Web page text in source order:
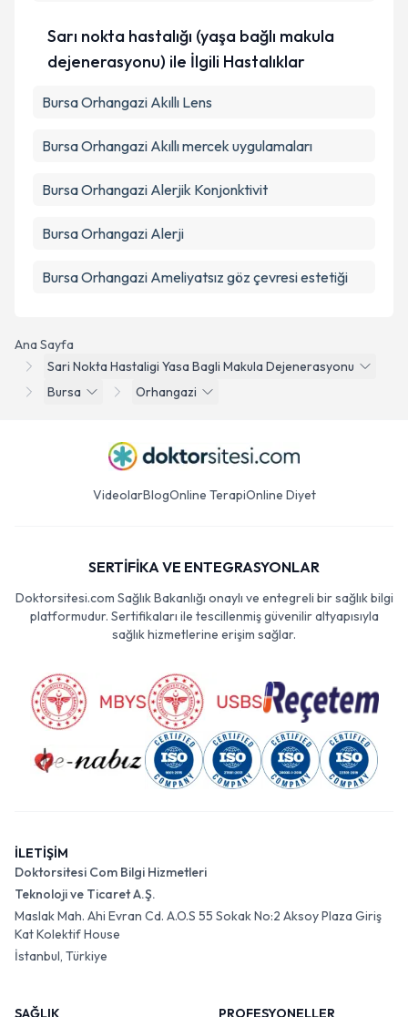
Ana Sayfa
Sari Nokta Hastaligi Yasa Bagli Makula Dejenerasyonu
Bursa
Orhangazi
Sarı nokta hastalığı (yaşa bağlı makula
dejenerasyonu) ile İlgili Hastalıklar
Bursa Orhangazi Akıllı Lens
Bursa Orhangazi Akıllı mercek uygulamaları
Bursa Orhangazi Alerjik Konjonktivit
Bursa Orhangazi Alerji
Bursa Orhangazi Ameliyatsız göz çevresi estetiği
VideolarBlogOnline TerapiOnline Diyet
SERTİFİKA VE ENTEGRASYONLAR
Doktorsitesi.com Sağlık Bakanlığı onaylı ve entegreli bir sağlık bilgi
platformudur. Sertifikaları ile tescillenmiş güvenilir altyapısıyla
sağlık hizmetlerine erişim sağlar.
İLETİŞİM
Doktorsitesi Com Bilgi Hizmetleri
Teknoloji ve Ticaret A.Ş.
Maslak Mah. Ahi Evran Cd. A.O.S 55 Sokak No:2 Aksoy Plaza Giriş
Kat Kolektif House
İstanbul, Türkiye
SAĞLIK
PROFESYONELLER